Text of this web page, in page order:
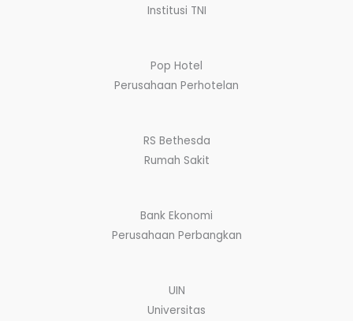
Institusi TNI
Pop Hotel
Perusahaan Perhotelan
RS Bethesda
Rumah Sakit
Bank Ekonomi
Perusahaan Perbangkan
UIN
Universitas